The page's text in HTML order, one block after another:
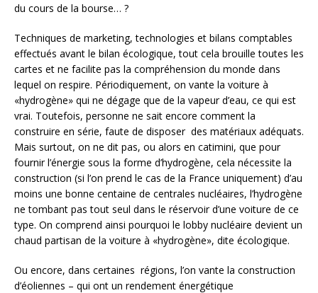
du cours de la bourse… ?
Techniques de marketing, technologies et bilans comptables
effectués avant le bilan écologique, tout cela brouille toutes les
cartes et ne facilite pas la compréhension du monde dans
lequel on respire. Périodiquement, on vante la voiture à
«hydrogène» qui ne dégage que de la vapeur d’eau, ce qui est
vrai. Toutefois, personne ne sait encore comment la
construire en série, faute de disposer des matériaux adéquats.
Mais surtout, on ne dit pas, ou alors en catimini, que pour
fournir l’énergie sous la forme d’hydrogène, cela nécessite la
construction (si l’on prend le cas de la France uniquement) d’au
moins une bonne centaine de centrales nucléaires, l’hydrogène
ne tombant pas tout seul dans le réservoir d’une voiture de ce
type. On comprend ainsi pourquoi le lobby nucléaire devient un
chaud partisan de la voiture à «hydrogène», dite écologique.
Ou encore, dans certaines régions, l’on vante la construction
d’éoliennes – qui ont un rendement énergétique